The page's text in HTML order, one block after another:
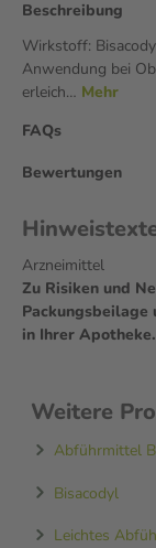
Beschreibung
Wirkstoff:
Anwendung bei
erleich… Mehr
FAQs
Bewertungen
Arzneimittel
Zu Risiken und
in Ihrer Apotheke.
Weitere
Abführmittel
Bisacodyl
Leichtes